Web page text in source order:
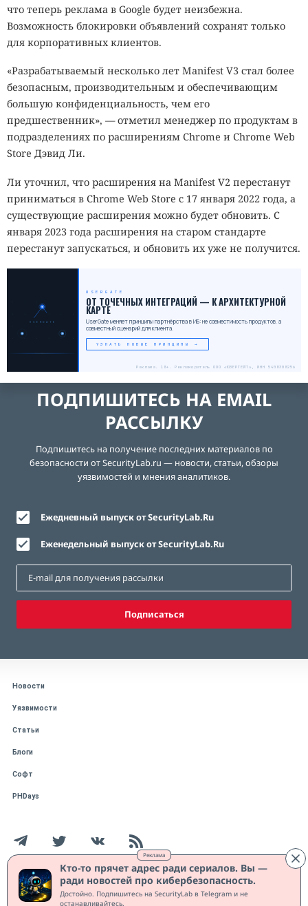
Реклама
Кто-то прячет адрес ради сериалов. Вы —
ради новостей про кибербезопасность.
Достойно. Подпишитесь на SecurityLab в Telegram и не
останавливайтесь.
что теперь реклама в Google будет неизбежна.
Возможность блокировки объявлений сохранят только
для корпоративных клиентов.
«Разрабатываемый несколько лет Manifest V3 стал более
безопасным, производительным и обеспечивающим
большую конфиденциальность, чем его
предшественник», — отметил менеджер по продуктам в
подразделениях по расширениям Chrome и Chrome Web
Store Дэвид Ли.
Ли уточнил, что расширения на Manifest V2 перестанут
приниматься в Chrome Web Store с 17 января 2022 года, а
существующие расширения можно будет обновить. С
января 2023 года расширения на старом стандарте
перестанут запускаться, и обновить их уже не получится.
USERGATE
USERGATE
ОТ ТОЧЕЧНЫХ ИНТЕГРАЦИЙ — К АРХИТЕКТУРНОЙ
КАРТЕ
UserGate меняет принципы партнёрства в ИБ: не совместимость продуктов, а
совместный сценарий для клиента.
УЗНАТЬ НОВЫЕ ПРИНЦИПЫ →
Реклама. 18+. Рекламодатель ООО «ЮЗЕРГЕЙТ», ИНН 5408308256
ПОДПИШИТЕСЬ НА EMAIL
РАССЫЛКУ
Подпишитесь на получение последних материалов по
безопасности от SecurityLab.ru — новости, статьи, обзоры
уязвимостей и мнения аналитиков.
Ежедневный выпуск от SecurityLab.Ru
Еженедельный выпуск от SecurityLab.Ru
Подписаться
Новости
Уязвимости
Статьи
Блоги
Софт
PHDays
Работает на CMS "1С-Битрикс: Управление сайтом"
Защищено CURATOR